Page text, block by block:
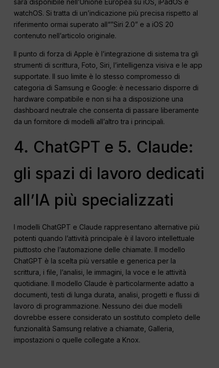
watchOS. Si tratta di un’indicazione più precisa rispetto al
riferimento ormai superato all“”Siri 2.0” e a iOS 20
contenuto nell’articolo originale.
Il punto di forza di Apple è l’integrazione di sistema tra gli
strumenti di scrittura, Foto, Siri, l’intelligenza visiva e le app
supportate. Il suo limite è lo stesso compromesso di
categoria di Samsung e Google: è necessario disporre di
hardware compatibile e non si ha a disposizione una
dashboard neutrale che consenta di passare liberamente
da un fornitore di modelli all’altro tra i principali.
4. ChatGPT e 5. Claude:
gli spazi di lavoro dedicati
all’IA più specializzati
I modelli ChatGPT e Claude rappresentano alternative più
potenti quando l’attività principale è il lavoro intellettuale
piuttosto che l’automazione delle chiamate. Il modello
ChatGPT è la scelta più versatile e generica per la
scrittura, i file, l’analisi, le immagini, la voce e le attività
quotidiane. Il modello Claude è particolarmente adatto a
documenti, testi di lunga durata, analisi, progetti e flussi di
lavoro di programmazione. Nessuno dei due modelli
dovrebbe essere considerato un sostituto completo delle
funzionalità Samsung relative a chiamate, Galleria,
impostazioni o quelle collegate a Knox.